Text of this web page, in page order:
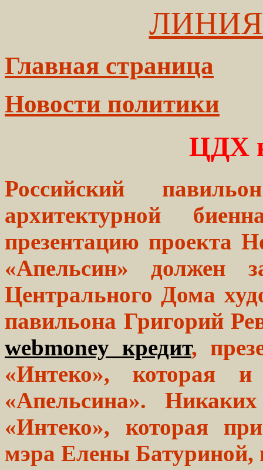
Главная страница
Новости политики
ЦДХ
Российский
архитектурной
презентацию проекта
«Апельсин» должен
Центрального Дома
павильона Григорий
webmoney кредит,
«Интеко», которая
«Апельсина».
«Интеко», которая
мэра Елены Батуриной,